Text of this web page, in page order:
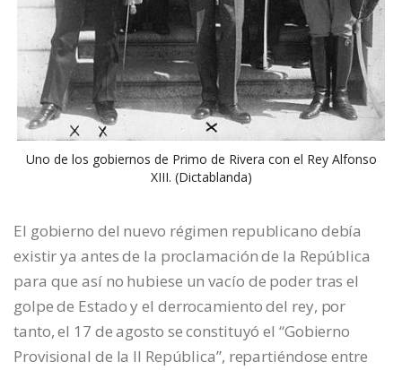
Uno de los gobiernos de Primo de Rivera con el Rey Alfonso
XIII. (Dictablanda)
El gobierno del nuevo régimen republicano debía
existir ya antes de la proclamación de la República
para que así no hubiese un vacío de poder tras el
golpe de Estado y el derrocamiento del rey, por
tanto, el 17 de agosto se constituyó el “Gobierno
Provisional de la II República”, repartiéndose entre